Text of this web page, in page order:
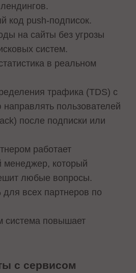
код push-подписок.
на сайты без угрозы
систем.
в реальном
трафика (TDS) с
пользователей
после подписки или
работает
менеджер, который
любые вопросы.
для всех партнеров по
система повышает
с сервисом